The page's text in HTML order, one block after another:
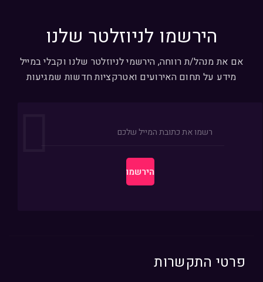
הירשמו לניוזלטר שלנו
אם את מנהל/ת רווחה, הירשמי לניוזלטר שלנו וקבלי במייל
מידע על תחום האירועים ואטרקציות חדשות שמגיעות
פרטי התקשרות